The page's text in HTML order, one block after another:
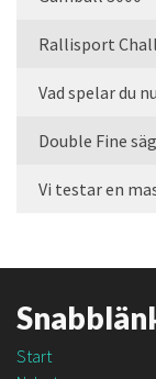
Rallisport
Vad spelar du
Double Fine
Vi testar en
Start